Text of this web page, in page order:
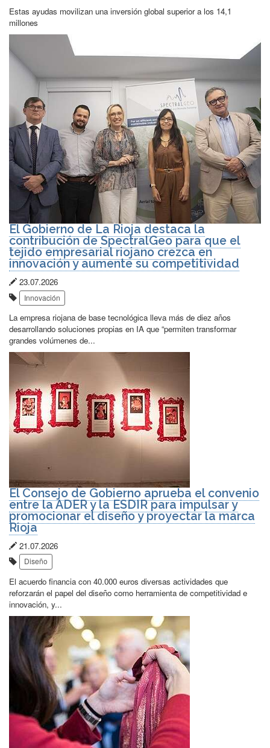
publicación:
Estas ayudas movilizan una inversión global superior a los 14,1
millones
El Gobierno de La Rioja destaca la
contribución de SpectralGeo para que el
tejido empresarial riojano crezca en
innovación y aumente su competitividad
Fecha
de
publicación:
23.07.2026
Etiquetas:
Innovación
La empresa riojana de base tecnológica lleva más de diez años
desarrollando soluciones propias en IA que “permiten transformar
grandes volúmenes de...
El Consejo de Gobierno aprueba el convenio
entre la ADER y la ESDIR para impulsar y
promocionar el diseño y proyectar la marca
Rioja
Fecha
de
publicación:
21.07.2026
Etiquetas:
Diseño
El acuerdo financia con 40.000 euros diversas actividades que
reforzarán el papel del diseño como herramienta de competitividad e
innovación, y...